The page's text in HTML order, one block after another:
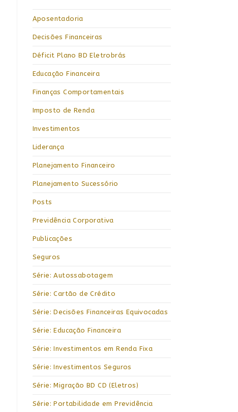
Aposentadoria
Decisões Financeiras
Déficit Plano BD Eletrobrás
Educação Financeira
Finanças Comportamentais
Imposto de Renda
Investimentos
Liderança
Planejamento Financeiro
Planejamento Sucessório
Posts
Previdência Corporativa
Publicações
Seguros
Série: Autossabotagem
Série: Cartão de Crédito
Série: Decisões Financeiras Equivocadas
Série: Educação Financeira
Série: Investimentos em Renda Fixa
Série: Investimentos Seguros
Série: Migração BD CD (Eletros)
Série: Portabilidade em Previdência